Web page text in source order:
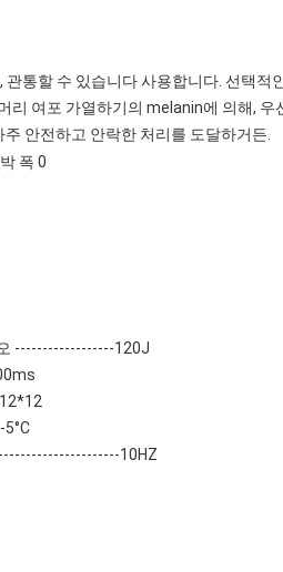
통할 수 있습니다 사용합니다. 선택적
여포 가열하기의 melanin에 의해,
안전하고 안락한 처리를 도달하거든.
------------------120J
10HZ